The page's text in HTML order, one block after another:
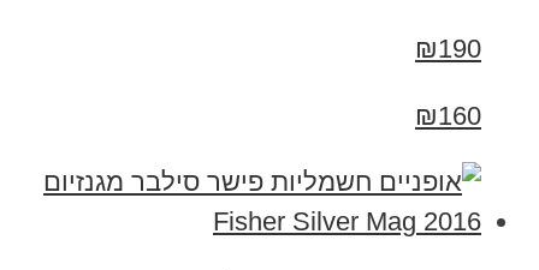
₪190
₪160